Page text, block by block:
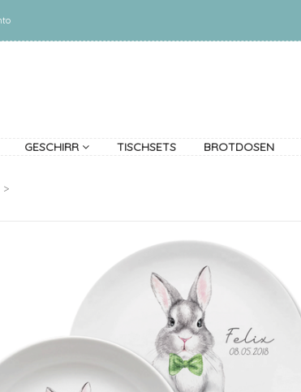
GESCHIRR TISCHSETS BROTDOSEN
>